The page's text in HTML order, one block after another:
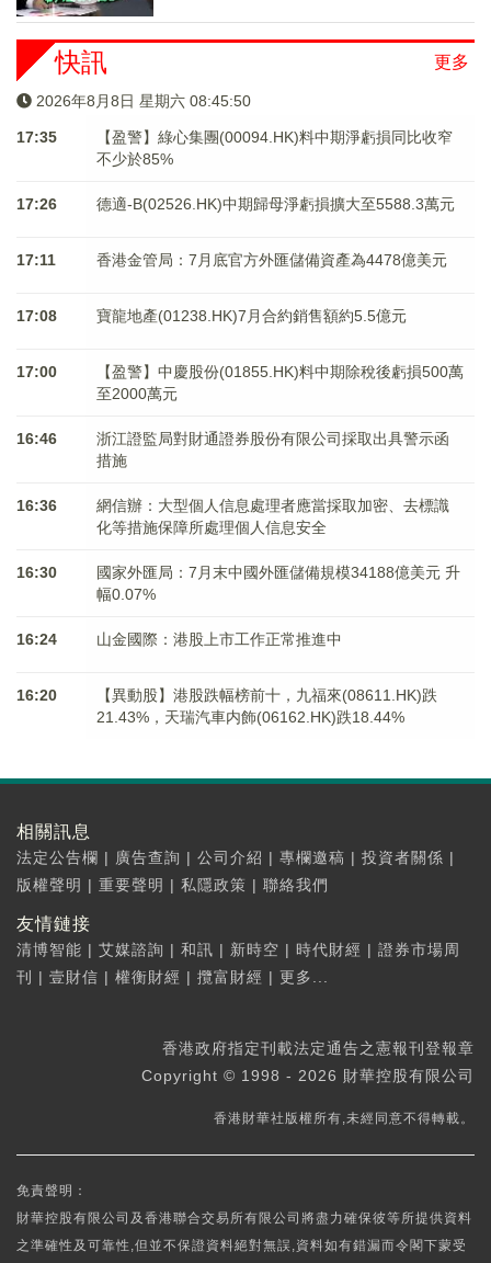
更多
快訊
2026年8月8日 星期六 08:45:50
17:35
【盈警】綠心集團(00094.HK)料中期淨虧損同比收窄
不少於85%
17:26 德適-B(02526.HK)中期歸母淨虧損擴大至5588.3萬元
17:11 香港金管局：7月底官方外匯儲備資產為4478億美元
17:08 寶龍地產(01238.HK)7月合約銷售額約5.5億元
17:00
【盈警】中慶股份(01855.HK)料中期除稅後虧損500萬
至2000萬元
16:46
浙江證監局對財通證券股份有限公司採取出具警示函
措施
16:36
網信辦：大型個人信息處理者應當採取加密、去標識
化等措施保障所處理個人信息安全
16:30
國家外匯局：7月末中國外匯儲備規模34188億美元 升
幅0.07%
16:24 山金國際：港股上市工作正常推進中
16:20
【異動股】港股跌幅榜前十，九福來(08611.HK)跌
21.43%，天瑞汽車内飾(06162.HK)跌18.44%
相關訊息
法定公告欄 | 廣告查詢 | 公司介紹 | 專欄邀稿 | 投資者關係 |
版權聲明 | 重要聲明 | 私隱政策 | 聯絡我們
友情鏈接
清博智能 | 艾媒諮詢 | 和訊 | 新時空 | 時代財經 | 證券市場周
刊
| 壹財信 | 權衡財經 | 攬富財經 | 更多...
香港政府指定刊載法定通告之憲報刊登報章
Copyright © 1998 - 2026 財華控股有限公司
香港財華社版權所有,未經同意不得轉載。
免責聲明：
財華控股有限公司及香港聯合交易所有限公司將盡力確保彼等所提供資料
之準確性及可靠性,但並不保證資料絕對無誤,資料如有錯漏而令閣下蒙受